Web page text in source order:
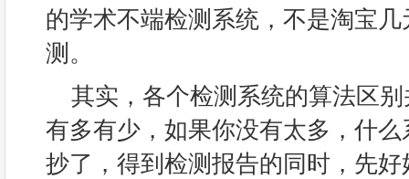
的学术不端检测系统，不是淘宝
测。
其实，各个检测系统的算法区
有多有少，如果你没有太多，什
抄了，得到检测报告的同时，先